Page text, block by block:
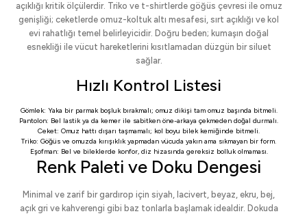
açıklığı kritik ölçülerdir. Triko ve t-shirtlerde göğüs çevresi ile omuz
genişliği; ceketlerde omuz-koltuk altı mesafesi, sırt açıklığı ve kol
evi rahatlığı temel belirleyicidir. Doğru beden; kumaşın doğal
esnekliği ile vücut hareketlerini kısıtlamadan düzgün bir siluet
sağlar.
Hızlı Kontrol Listesi
Gömlek: Yaka bir parmak boşluk bırakmalı; omuz dikişi tam omuz başında bitmeli.
Pantolon: Bel lastik ya da kemer ile sabitken öne-arkaya çekmeden doğal durmalı.
Ceket: Omuz hattı dışarı taşmamalı; kol boyu bilek kemiğinde bitmeli.
Triko: Göğüs ve omuzda kırışıklık yapmadan vücuda yakın ama sıkmayan bir form.
Eşofman: Bel ve bileklerde konfor, diz hizasında gereksiz bolluk olmaması.
Renk Paleti ve Doku Dengesi
Minimal ve zarif bir gardırop için siyah, lacivert, beyaz, ekru, bej,
açık gri ve kahverengi gibi baz tonlarla başlamak idealdir. Dokuda